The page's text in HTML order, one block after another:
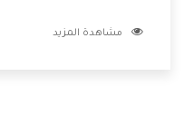
الشركة بها والتى تكون
مشاهدة المزيد